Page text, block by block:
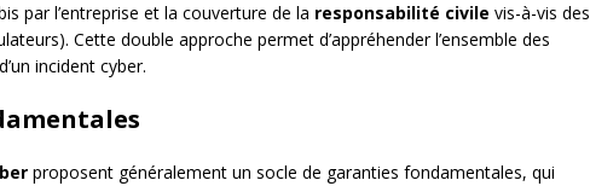
par l’entreprise et la couverture de la responsabilité civile vis-à-vis des
Cette double approche permet d’appréhender l’ensemble des
incident cyber.
proposent généralement un socle de garanties fondamentales, qui